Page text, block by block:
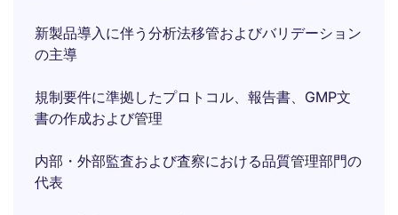
新製品導入に伴う分析法移管およびバリデーション
の主導
規制要件に準拠したプロトコル、報告書、GMP文
書の作成および管理
内部・外部監査および査察における品質管理部門の
代表